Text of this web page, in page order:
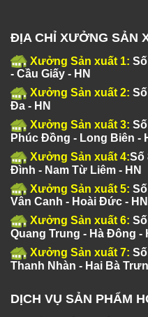
ĐỊA CHỈ XƯỞNG SẢN
Xưởng Sản xuất 1:
- Cầu Giấy - HN
Xưởng Sản xuất 2:
Đa - HN
Xưởng Sản xuất 3:
Phúc Đồng - Long Biên -
Xưởng Sản xuất 4:Số
Đình - Nam Từ Liêm - HN
Xưởng Sản xuất 5:
Vân Canh - Hoài Đức - HN
Xưởng Sản xuất 6:
Quang Trung - Hà Đông -
Xưởng Sản xuất 7:
Thanh Nhàn - Hai Bà
DỊCH VỤ SẢN PHẨM